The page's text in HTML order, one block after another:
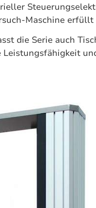
Maschine
die Serie auch